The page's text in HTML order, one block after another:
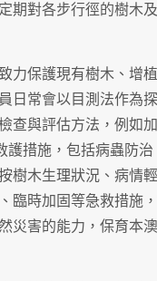
期對各步行徑的樹木
力保護現有樹木、增
日常會以目測法作為
與評估方法，例如
護措施，包括病蟲防
樹木生理狀況、病情
臨時加固等急救措施
災害的能力，保育本